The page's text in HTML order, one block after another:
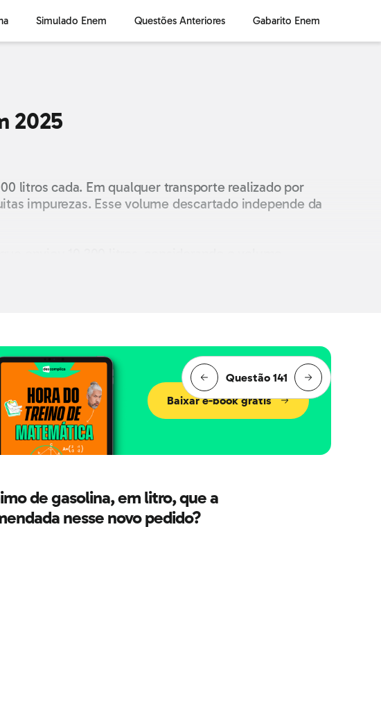
Simulado Enem Questões Anteriores Gabarito Enem
Questão 141
2025
litros cada. Em qualquer transporte realizado por
impurezas. Esse volume descartado independe da
de gasolina encomendado no pedido anterior.
Baixar e-book grátis
de gasolina, em litro, que a
nesse novo pedido?